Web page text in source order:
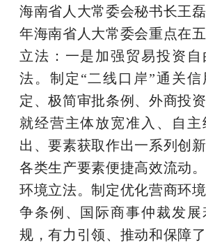
海南省人大常委会秘书长王
年海南省人大常委会重点在
立法：一是加强贸易投资自
法。制定“二线口岸”通关
定、极简审批条例、外商投
就经营主体放宽准入、自主
出、要素获取作出一系列创
各类生产要素便捷高效流动
环境立法。制定优化营商环
争条例、国际商事仲裁发展
规，有力引领、推动和保障